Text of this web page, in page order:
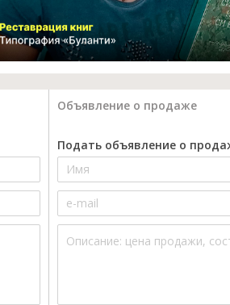
Объявление о продаже
Подать объявление о